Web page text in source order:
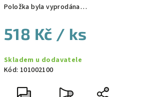
Položka byla vyprodána…
518 Kč / ks
cena:
Skladem u dodavatele
Kód: 101002100